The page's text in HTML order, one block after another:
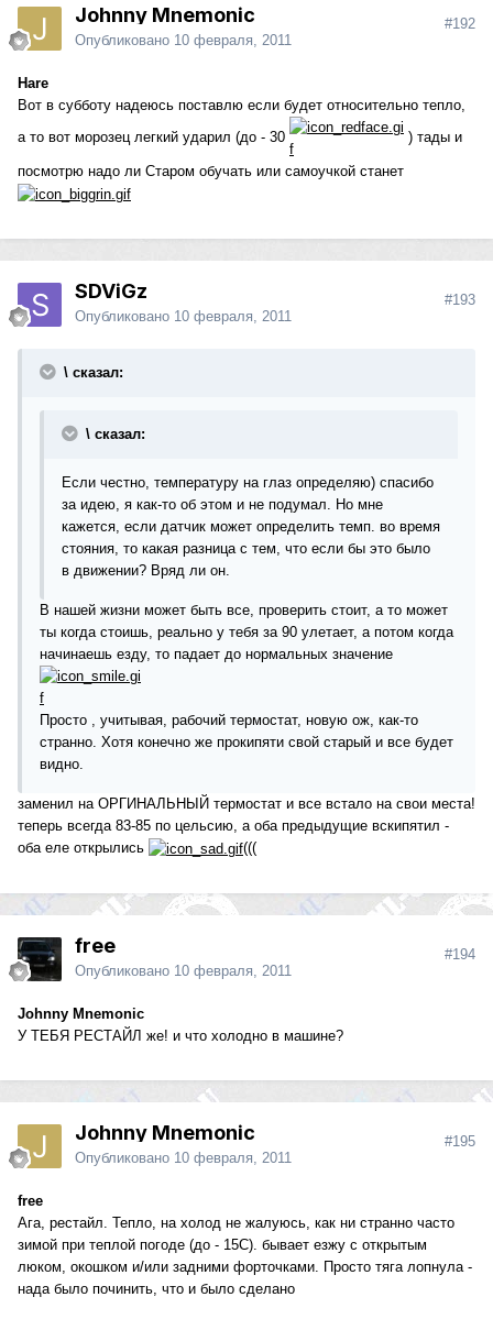
Johnny Mnemonic
Опубликовано 10 февраля, 2011
#192
Hare
Вот в субботу надеюсь поставлю если будет относительно тепло,
а то вот морозец легкий ударил (до - 30
) тады и
посмотрю надо ли Старом обучать или самоучкой станет
SDViGz
Опубликовано 10 февраля, 2011
#193
\ сказал:
\ сказал:
Если честно, температуру на глаз определяю) спасибо
за идею, я как-то об этом и не подумал. Но мне
кажется, если датчик может определить темп. во время
стояния, то какая разница с тем, что если бы это было
в движении? Вряд ли он.
В нашей жизни может быть все, проверить стоит, а то может
ты когда стоишь, реально у тебя за 90 улетает, а потом когда
начинаешь езду, то падает до нормальных значение
Просто , учитывая, рабочий термостат, новую ож, как-то
странно. Хотя конечно же прокипяти свой старый и все будет
видно.
заменил на ОРГИНАЛЬНЫЙ термостат и все встало на свои места!
теперь всегда 83-85 по цельсию, а оба предыдущие вскипятил -
оба еле открылись
(((
free
Опубликовано 10 февраля, 2011
#194
Johnny Mnemonic
У ТЕБЯ РЕСТАЙЛ же! и что холодно в машине?
Johnny Mnemonic
Опубликовано 10 февраля, 2011
#195
free
Ага, рестайл. Тепло, на холод не жалуюсь, как ни странно часто
зимой при теплой погоде (до - 15С). бывает езжу с открытым
люком, окошком и/или задними форточками. Просто тяга лопнула -
нада было починить, что и было сделано